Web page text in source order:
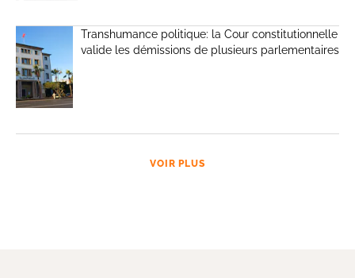
Transhumance politique: la Cour constitutionnelle
valide les démissions de plusieurs parlementaires
VOIR PLUS